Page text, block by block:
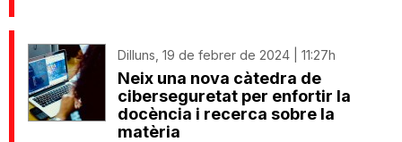
Dilluns, 19 de febrer de 2024 | 11:27h
Neix una nova càtedra de
ciberseguretat per enfortir la
docència i recerca sobre la
matèria